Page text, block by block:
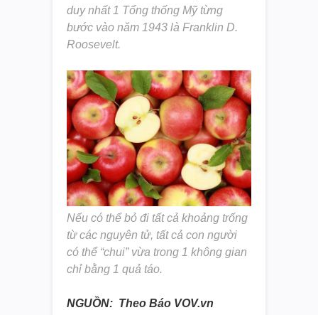
duy nhất 1 Tổng thống Mỹ từng
bước vào năm 1943 là Franklin D.
Roosevelt.
Nếu có thể bỏ đi tất cả khoảng trống
từ các nguyên tử, tất cả con người
có thể “chui” vừa trong 1 không gian
chỉ bằng 1 quả táo.
NGUỒN: Theo Báo VOV.vn